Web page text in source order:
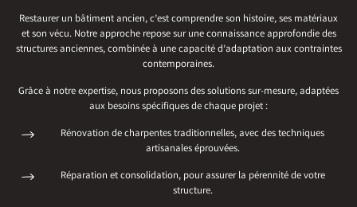
Restaurer un bâtiment ancien, c’est comprendre son histoire, ses matériaux
et son vécu. Notre approche repose sur une connaissance approfondie des
structures anciennes, combinée à une capacité d’adaptation aux contraintes
contemporaines.
Grâce à notre expertise, nous proposons des solutions sur-mesure, adaptées
aux besoins spécifiques de chaque projet :
Rénovation de charpentes traditionnelles, avec des techniques
artisanales éprouvées.
Réparation et consolidation, pour assurer la pérennité de votre
structure.